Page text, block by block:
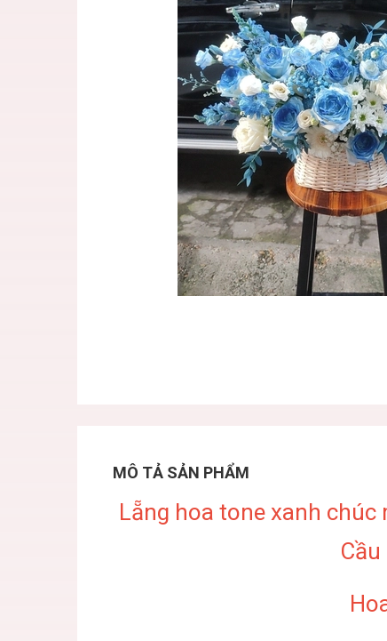
MÔ TẢ SẢN PHẨM
Lẵng hoa tone xanh
Cầu